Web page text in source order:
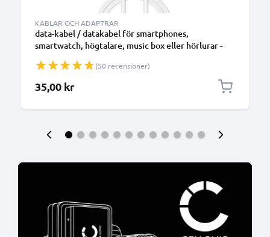
KABLAR OCH ADAPTRAR
data-kabel / datakabel för smartphones,
smartwatch, högtalare, music box eller hörlurar -
(50 recensioner)
35,00 kr